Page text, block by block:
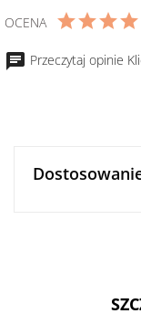
-
ze
GEFU
OCENA
Przeczytaj opinie